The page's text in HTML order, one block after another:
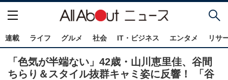
連載 ライフ グルメ 社会 IT・ビジネス エンタメ リサ
「色気が半端ない」42歳・山川恵里佳、谷間
ちらり＆スタイル抜群キャミ姿に反響！ 「谷